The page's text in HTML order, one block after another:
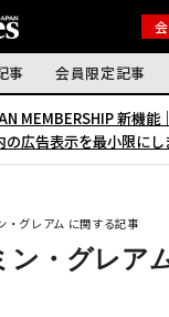
事 会員限定記事
MEMBERSHIP 新機能｜
の広告表示を最小限にし
・グレアム に関する記事
ン・グレア